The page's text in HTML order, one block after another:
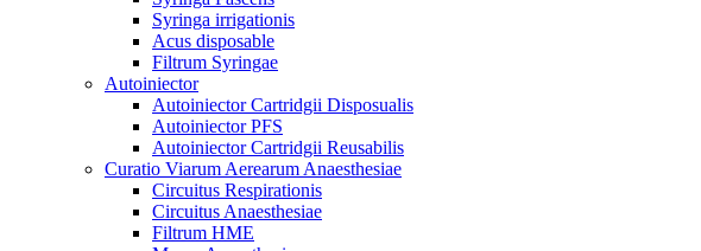
Syringa irrigationis
Acus disposable
Filtrum Syringae
Autoiniector
Autoiniector Cartridgii Disposualis
Autoiniector PFS
Autoiniector Cartridgii Reusabilis
Curatio Viarum Aerearum Anaesthesiae
Circuitus Respirationis
Circuitus Anaesthesiae
Filtrum HME